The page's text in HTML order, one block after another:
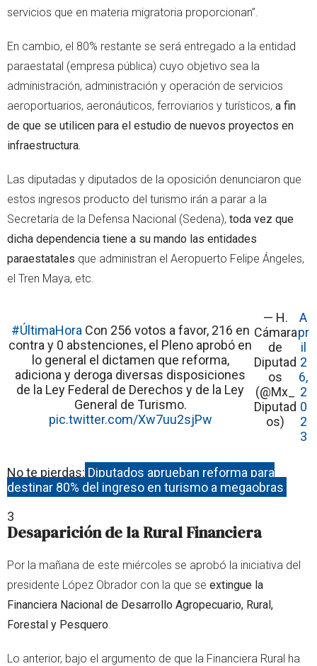
servicios que en materia migratoria proporcionan”.
En cambio, el 80% restante se será entregado a la entidad
paraestatal (empresa pública) cuyo objetivo sea la
administración, administración y operación de servicios
aeroportuarios, aeronáuticos, ferroviarios y turísticos, a fin
de que se utilicen para el estudio de nuevos proyectos en
infraestructura.
Las diputadas y diputados de la oposición denunciaron que
estos ingresos producto del turismo irán a parar a la
Secretaría de la Defensa Nacional (Sedena), toda vez que
dicha dependencia tiene a su mando las entidades
paraestatales que administran el Aeropuerto Felipe Ángeles,
el Tren Maya, etc.
#ÚltimaHora Con 256 votos a favor, 216 en
contra y 0 abstenciones, el Pleno aprobó en
lo general el dictamen que reforma,
adiciona y deroga diversas disposiciones
de la Ley Federal de Derechos y de la Ley
General de Turismo.
pic.twitter.com/Xw7uu2sjPw
— H.
Cámara
de
Diputad
os
(@Mx_
Diputad
os)
A
pr
il
2
6,
2
0
2
3
No te pierdas: Diputados aprueban reforma para
destinar 80% del ingreso en turismo a megaobras
3
Desaparición de la Rural Financiera
Por la mañana de este miércoles se aprobó la iniciativa del
presidente López Obrador con la que se extingue la
Financiera Nacional de Desarrollo Agropecuario, Rural,
Forestal y Pesquero
Lo anterior, bajo el argumento de que la Financiera Rural ha